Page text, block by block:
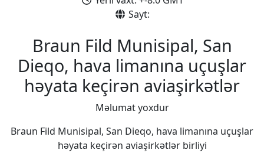
Sayt:
Braun Fild Munisipal, San
Dieqo, hava limanına uçuşlar
həyata keçirən aviaşirkətlər
Məlumat yoxdur
Braun Fild Munisipal, San Dieqo, hava limanına uçuşlar
həyata keçirən aviaşirkətlər birliyi